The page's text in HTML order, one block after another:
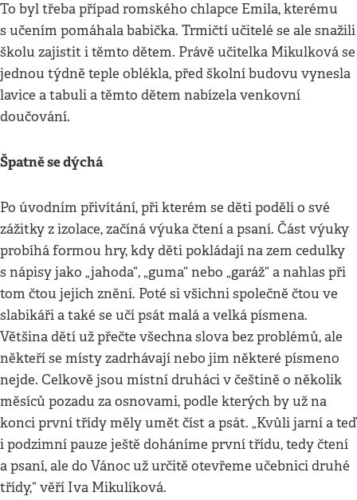
To byl třeba případ romského chlapce Emila, kterému
s učením pomáhala babička. Trmičtí učitelé se ale snažili
školu zajistit i těmto dětem. Právě učitelka Mikulková se
jednou týdně teple oblékla, před školní budovu vynesla
lavice a tabuli a těmto dětem nabízela venkovní
doučování.
Špatně se dýchá
Po úvodním přivítání, při kterém se děti podělí o své
zážitky z izolace, začíná výuka čtení a psaní. Část výuky
probíhá formou hry, kdy děti pokládají na zem cedulky
s nápisy jako „jahoda“, „guma“ nebo „garáž“ a nahlas při
tom čtou jejich znění. Poté si všichni společně čtou ve
slabikáři a také se učí psát malá a velká písmena.
Většina dětí už přečte všechna slova bez problémů, ale
někteří se místy zadrhávají nebo jim některé písmeno
nejde. Celkově jsou místní druháci v češtině o několik
měsíců pozadu za osnovami, podle kterých by už na
konci první třídy měly umět číst a psát. „Kvůli jarní a teď
i podzimní pauze ještě doháníme první třídu, tedy čtení
a psaní, ale do Vánoc už určitě otevřeme učebnici druhé
třídy,“ věří Iva Mikulíková.